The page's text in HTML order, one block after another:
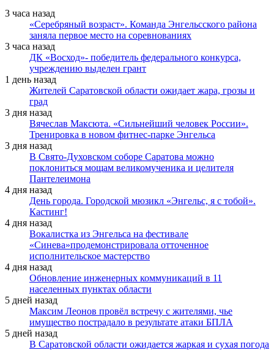
3 часа назад
«Серебряный возраст». Команда Энгельсского района
заняла первое место на соревнованиях
3 часа назад
ДК «Восход»- победитель федерального конкурса,
учреждению выделен грант
1 день назад
Жителей Саратовской области ожидает жара, грозы и
град
3 дня назад
Вячеслав Максюта. «Сильнейший человек России».
Тренировка в новом фитнес-парке Энгельса
3 дня назад
В Свято-Духовском соборе Саратова можно
поклониться мощам великомученика и целителя
Пантелеимона
4 дня назад
День города. Городской мюзикл «Энгельс, я с тобой».
Кастинг!
4 дня назад
Вокалистка из Энгельса на фестивале
«Синева»продемонстрировала отточенное
исполнительское мастерство
4 дня назад
Обновление инженерных коммуникаций в 11
населенных пунктах области
5 дней назад
Максим Леонов провёл встречу с жителями, чье
имущество пострадало в результате атаки БПЛА
5 дней назад
В Саратовской области ожидается жаркая и сухая погода